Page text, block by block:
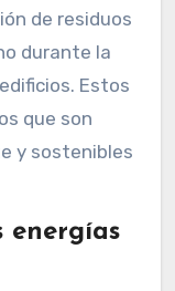
de residuos
durante la
Estos
que son
y sostenibles
energías